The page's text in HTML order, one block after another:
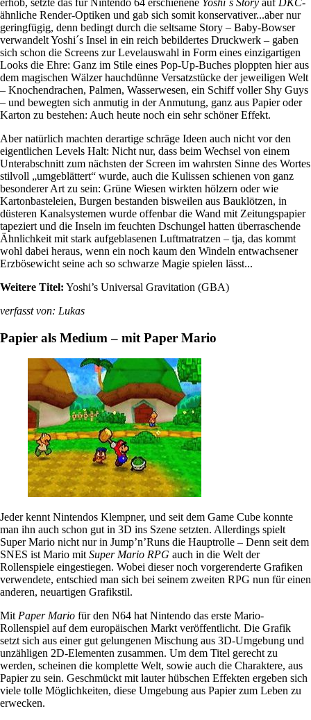
ähnliche Render-Optiken und gab sich somit konservativer...aber nur
geringfügig, denn bedingt durch die seltsame Story – Baby-Bowser
verwandelt Yoshi´s Insel in ein reich bebildertes Druckwerk – gaben
sich schon die Screens zur Levelauswahl in Form eines einzigartigen
Looks die Ehre: Ganz im Stile eines Pop-Up-Buches ploppten hier aus
dem magischen Wälzer hauchdünne Versatzstücke der jeweiligen Welt
– Knochendrachen, Palmen, Wasserwesen, ein Schiff voller Shy Guys
– und bewegten sich anmutig in der Anmutung, ganz aus Papier oder
Karton zu bestehen: Auch heute noch ein sehr schöner Effekt.
Aber natürlich machten derartige schräge Ideen auch nicht vor den
eigentlichen Levels Halt: Nicht nur, dass beim Wechsel von einem
Unterabschnitt zum nächsten der Screen im wahrsten Sinne des Wortes
stilvoll „umgeblättert“ wurde, auch die Kulissen schienen von ganz
besonderer Art zu sein: Grüne Wiesen wirkten hölzern oder wie
Kartonbasteleien, Burgen bestanden bisweilen aus Bauklötzen, in
düsteren Kanalsystemen wurde offenbar die Wand mit Zeitungspapier
tapeziert und die Inseln im feuchten Dschungel hatten überraschende
Ähnlichkeit mit stark aufgeblasenen Luftmatratzen – tja, das kommt
wohl dabei heraus, wenn ein noch kaum den Windeln entwachsener
Erzbösewicht seine ach so schwarze Magie spielen lässt...
Weitere Titel: Yoshi’s Universal Gravitation (GBA)
verfasst von: Lukas
Papier als Medium – mit Paper Mario
Jeder kennt Nintendos Klempner, und seit dem Game Cube konnte
man ihn auch schon gut in 3D ins Szene setzten. Allerdings spielt
Super Mario nicht nur in Jump’n’Runs die Hauptrolle – Denn seit dem
SNES ist Mario mit Super Mario RPG auch in die Welt der
Rollenspiele eingestiegen. Wobei dieser noch vorgerenderte Grafiken
verwendete, entschied man sich bei seinem zweiten RPG nun für einen
anderen, neuartigen Grafikstil.
Mit Paper Mario für den N64 hat Nintendo das erste Mario-
Rollenspiel auf dem europäischen Markt veröffentlicht. Die Grafik
setzt sich aus einer gut gelungenen Mischung aus 3D-Umgebung und
unzähligen 2D-Elementen zusammen. Um dem Titel gerecht zu
werden, scheinen die komplette Welt, sowie auch die Charaktere, aus
Papier zu sein. Geschmückt mit lauter hübschen Effekten ergeben sich
viele tolle Möglichkeiten, diese Umgebung aus Papier zum Leben zu
erwecken.